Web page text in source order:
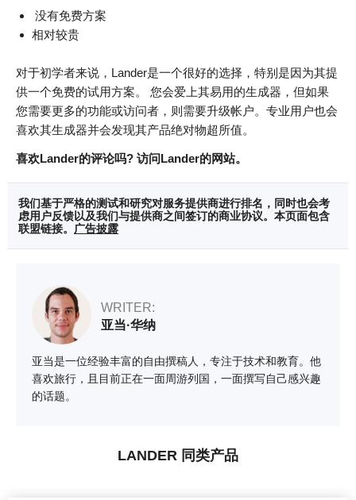
没有免费方案
相对较贵
对于初学者来说，Lander是一个很好的选择，特别是因为其提
供一个免费的试用方案。 您会爱上其易用的生成器，但如果
您需要更多的功能或访问者，则需要升级帐户。专业用户也会
喜欢其生成器并会发现其产品绝对物超所值。
喜欢Lander的评论吗? 访问Lander的网站。
我们基于严格的测试和研究对服务提供商进行排名，同时也会考
虑用户反馈以及我们与提供商之间签订的商业协议。本页面包含
联盟链接。 广告披露
WRITER:
亚当·华纳
亚当是一位经验丰富的自由撰稿人，专注于技术和教育。他
喜欢旅行，且目前正在一面周游列国，一面撰写自己感兴趣
的话题。
LANDER 同类产品